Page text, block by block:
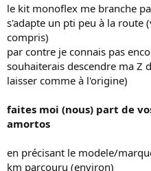
le kit monoflex me branche
s'adapte un pti peu à la route
compris)
par contre je connais pas
souhaiterais descendre ma Z
laisser comme à l'origine)
faites moi (nous) part de
amortos
en précisant le modele/
km parcouru (environ)